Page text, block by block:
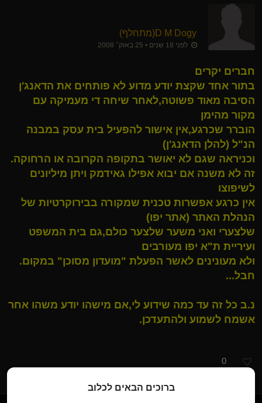
D M Dogy​(מתחלף)
לפני 18 שנים • 25 באוק׳ 2008
חברים יקרים
בתור אחד שקצת יודע מדוע לא פותחים את הדאנג'ן
הסיבה מאוד פשוטה,לאחר שיחה די מעמיקה עם
מקור מהימן
הוברר שכרגע,אין אישור להפעיל בית עסק במבנה
הנ"ל (להלן הדאנג'ן)
וכניראה שגם לא יאושר בתקופה הקרובה או הרחוקה.
זה לא משנה אם יבוא אפילו גאידמק ויתן מיליונים
לשיפוצו
אין כרגע אפשרות טכנית שמקורה בבירוקרטיות של
הנהלת האתר (אתר יפו)
שלצערי ואני משער שלצער כולם,גם בית המשפט
ועיריית ת"א יפו מעורבים
ולא מעונינים לאשר הפעלת "מועדון מסוכן" במקום.
חבל...
נ.ב כל זה עד כמה שידוע לי,אם מישהו יודע משהו אחר
אשמח לשמוע ולהתעדכן.
0
ברוכים הבאים לכלוב